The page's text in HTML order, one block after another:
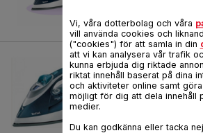
PROGRAM 8
Produktkod :
Vi, våra dotterbolag och våra
vill använda cookies och
("cookies") för att samla in din
att vi kan analysera vår trafik
kunna erbjuda dig riktade
riktat innehåll baserat på dina
och aktiviteter online samt
möjligt för dig att dela innehåll
medier.
Du kan godkänna eller tacka